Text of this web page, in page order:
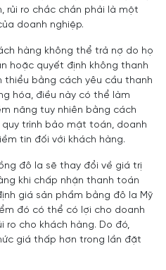
rủi ro chắc chắn phải là một
doanh nghiệp.
hàng không thể trả nợ do họ
hoặc quyết định không thanh
thiểu bằng cách yêu cầu thanh
hóa, điều này có thể làm
năng tuy nhiên bằng cách
trình bảo mật toán, doanh
tin đối với khách hàng.
đô la sẽ thay đổi về giá trị
khi chấp nhận thanh toán
giá sản phẩm bằng đô la Mỹ
đó có thể có lợi cho doanh
ro cho khách hàng. Do đó,
giá thấp hơn trong lần đặt